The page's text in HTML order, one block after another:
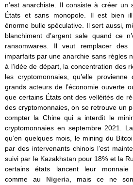
n’est anarchiste. Il consiste à créer un
États et sans monopole. Il est bien
énorme bulle spéculative. Il sert aussi,
blanchiment d’argent sale quand ce
ransomwares. Il veut remplacer des
imparfaits par une anarchie sans règles
à l’idée de départ, la concentration des
les cryptomonnaies, qu’elle
grands acteurs de l’économie ouverte
que certains États ont des velléités de
des cryptomonnaies, on se retrouve un
compter la Chine qui a interdit le
cryptomonnaies en septembre 2021. La
qu’en quelques mois, le mining du
par des intervenants chinois l’est
suivi par le Kazakhstan pour 18% et la
certains états lancent leur monnaie
comme au Nigeria , mais ce ne